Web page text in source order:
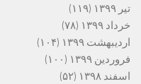
تیر ۱۳۹۹
(۱۱۹)
خرداد ۱۳۹۹
(۷۸)
اردیبهشت ۱۳۹۹
(۱۰۴)
فروردین ۱۳۹۹
(۱۰۰)
اسفند ۱۳۹۸
(۵۲)